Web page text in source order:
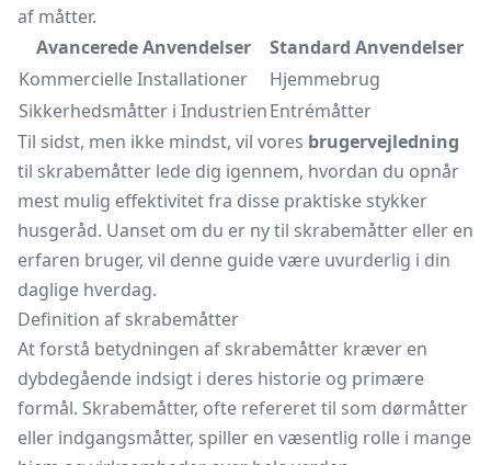
af måtter.
Avancerede Anvendelser
Standard Anvendelser
Kommercielle Installationer
Hjemmebrug
Sikkerhedsmåtter i IndustrienEntrémåtter
Til sidst, men ikke mindst, vil vores brugervejledning
til skrabemåtter lede dig igennem, hvordan du opnår
mest mulig effektivitet fra disse praktiske stykker
husgeråd. Uanset om du er ny til skrabemåtter eller en
erfaren bruger, vil denne guide være uvurderlig i din
daglige hverdag.
Definition af skrabemåtter
At forstå betydningen af skrabemåtter kræver en
dybdegående indsigt i deres historie og primære
formål. Skrabemåtter, ofte refereret til som dørmåtter
eller indgangsmåtter, spiller en væsentlig rolle i mange